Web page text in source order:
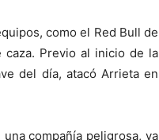
como el Red Bull de
caza. Previo al inicio de la
del día, atacó Arrieta en
compañía peligrosa, ya